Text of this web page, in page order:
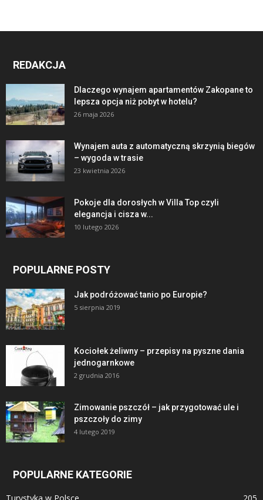
REDAKCJA
Dlaczego wynajem apartamentów Zakopane to
lepsza opcja niż pobyt w hotelu?
26 maja 2026
Wynajem auta z automatyczną skrzynią biegów
– wygoda w trasie
23 kwietnia 2026
Pokoje dla dorosłych w Villa Top czyli
elegancja i cisza w...
10 lutego 2026
POPULARNE POSTY
Jak podróżować tanio po Europie?
5 sierpnia 2019
Kociołek żeliwny – przepisy na pyszne dania
jednogarnkowe
2 grudnia 2016
Zimowanie pszczół – jak przygotować ule i
pszczoły do zimy
4 lutego 2019
POPULARNE KATEGORIE